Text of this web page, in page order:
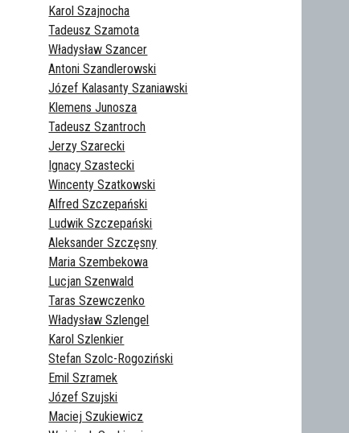
Karol Szajnocha
Tadeusz Szamota
Władysław Szancer
Antoni Szandlerowski
Józef Kalasanty Szaniawski
Klemens Junosza
Tadeusz Szantroch
Jerzy Szarecki
Ignacy Szastecki
Wincenty Szatkowski
Alfred Szczepański
Ludwik Szczepański
Aleksander Szczęsny
Maria Szembekowa
Lucjan Szenwald
Taras Szewczenko
Władysław Szlengel
Karol Szlenkier
Stefan Szolc-Rogoziński
Emil Szramek
Józef Szujski
Maciej Szukiewicz